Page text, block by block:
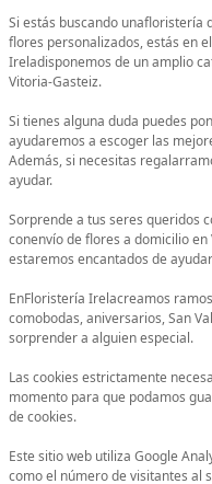
Si estás buscando unafloristería
flores personalizados, estás en
Ireladisponemos de un amplio
Vitoria-Gasteiz.
Si tienes alguna duda puedes
ayudaremos a escoger las
Además, si necesitas
ayudar.
Sorprende a tus seres queridos
conenvío de flores a domicilio
estaremos encantados de
EnFloristería Irelacreamos
comobodas, aniversarios, San
sorprender a alguien especial.
Las cookies estrictamente
momento para que podamos
de cookies.
Este sitio web utiliza Google
como el número de visitantes al